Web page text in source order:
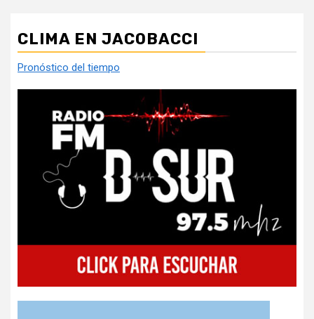
CLIMA EN JACOBACCI
Pronóstico del tiempo